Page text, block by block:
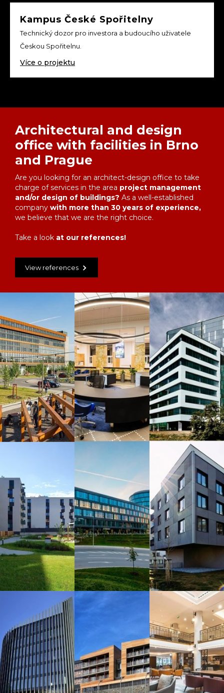
Kampus České Spořitelny
Technický dozor pro investora a budoucího uživatele
Českou Spořitelnu.
Více o projektu
Architectural and design
office with facilities in Brno
and Prague
Are you looking for an architect-design office to take
charge of services in the area project management
and/or design of buildings? As a well-established
company with more than 30 years of experience,
we believe that we are the right choice.
Take a look at our references!
View references